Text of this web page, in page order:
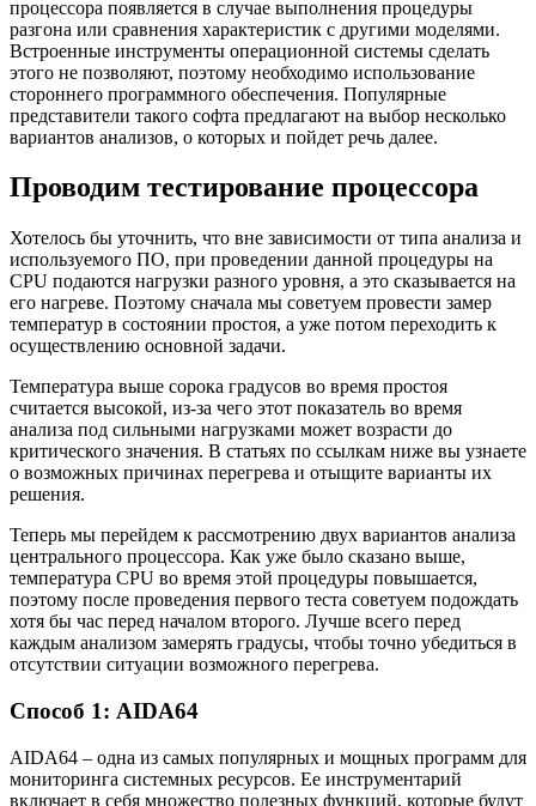
процессора появляется в случае выполнения процедуры
разгона или сравнения характеристик с другими моделями.
Встроенные инструменты операционной системы сделать
этого не позволяют, поэтому необходимо использование
стороннего программного обеспечения. Популярные
представители такого софта предлагают на выбор несколько
вариантов анализов, о которых и пойдет речь далее.
Проводим тестирование процессора
Хотелось бы уточнить, что вне зависимости от типа анализа и
используемого ПО, при проведении данной процедуры на
CPU подаются нагрузки разного уровня, а это сказывается на
его нагреве. Поэтому сначала мы советуем провести замер
температур в состоянии простоя, а уже потом переходить к
осуществлению основной задачи.
Температура выше сорока градусов во время простоя
считается высокой, из-за чего этот показатель во время
анализа под сильными нагрузками может возрасти до
критического значения. В статьях по ссылкам ниже вы узнаете
о возможных причинах перегрева и отыщите варианты их
решения.
Теперь мы перейдем к рассмотрению двух вариантов анализа
центрального процессора. Как уже было сказано выше,
температура CPU во время этой процедуры повышается,
поэтому после проведения первого теста советуем подождать
хотя бы час перед началом второго. Лучше всего перед
каждым анализом замерять градусы, чтобы точно убедиться в
отсутствии ситуации возможного перегрева.
Способ 1: AIDA64
AIDA64 – одна из самых популярных и мощных программ для
мониторинга системных ресурсов. Ее инструментарий
включает в себя множество полезных функций, которые будут